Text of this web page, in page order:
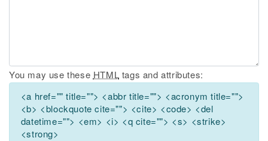
You may use these HTML tags and attributes:
<a href="" title=""> <abbr title=""> <acronym title="">
<b> <blockquote cite=""> <cite> <code> <del
datetime=""> <em> <i> <q cite=""> <s> <strike>
<strong>